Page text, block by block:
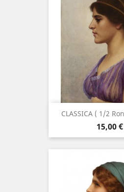
CLASSICA ( 1/2
Prix
15,00 €